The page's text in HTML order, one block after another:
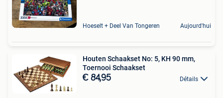
Hoeselt + Deel Van Tongeren Aujourd'hui
Houten Schaakset No: 5, KH 90 mm,
Toernooi Schaakset
€ 84,95 Détails